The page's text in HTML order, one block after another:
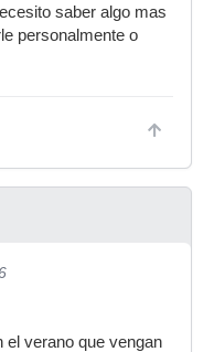
saber algo mas
personalmente o
el verano que vengan